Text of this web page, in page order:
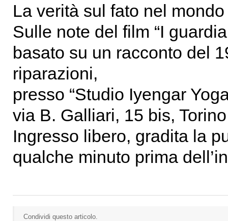
La verità sul fato nel
Sulle note del film “I
basato su un racconto del
riparazioni,
presso “Studio Iyengar
via B. Galliari, 15 bis,
Ingresso libero, gradita la
qualche minuto prima
Condividi questo articolo.